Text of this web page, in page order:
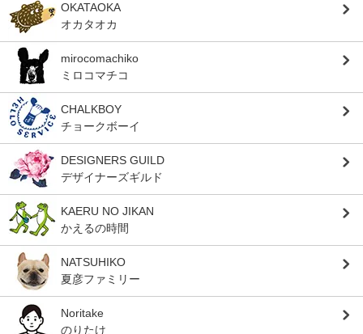
OKATAOKA
オカタオカ
mirocomachiko
ミロコマチコ
CHALKBOY
チョークボーイ
DESIGNERS GUILD
デザイナーズギルド
KAERU NO JIKAN
かえるの時間
NATSUHIKO
夏彦ファミリー
Noritake
のりたけ